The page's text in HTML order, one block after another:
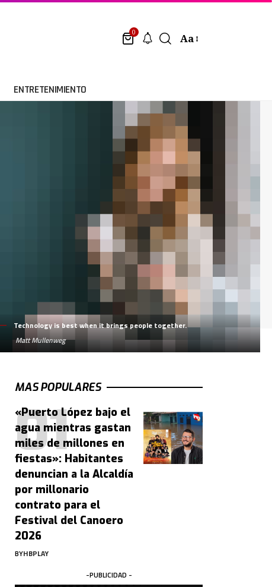
0 Aa
ENTRETENIMIENTO
Technology is best when it brings people together.
Matt Mullenweg
MAS POPULARES
«Puerto López bajo el
agua mientras gastan
miles de millones en
fiestas»: Habitantes
denuncian a la Alcaldía
por millonario
contrato para el
Festival del Canoero
2026
BYHBPLAY
-PUBLICIDAD -